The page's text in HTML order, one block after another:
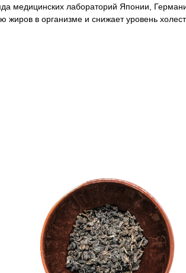
медицинских лабораторий Японии,
жиров в организме и снижает уровень